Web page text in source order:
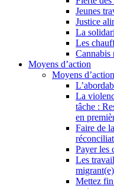
Jeunes
Justice
La
Les
Cannabis
Moyens d’action
Moyens d’action
La
tâche :
en
Faire de
Payer les
Les
Mettez